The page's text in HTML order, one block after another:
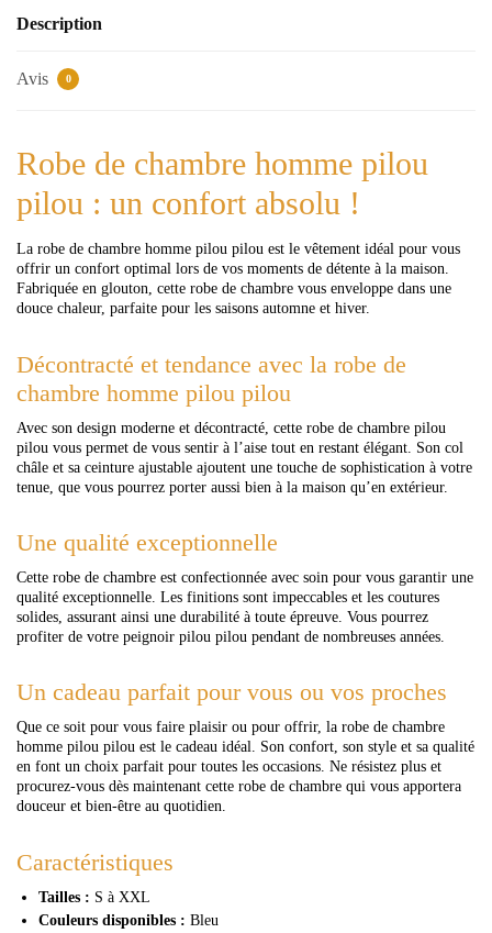
Description
Avis 0
Robe de chambre homme pilou
pilou : un confort absolu !
La robe de chambre homme pilou pilou est le vêtement idéal pour vous
offrir un confort optimal lors de vos moments de détente à la maison.
Fabriquée en glouton, cette robe de chambre vous enveloppe dans une
douce chaleur, parfaite pour les saisons automne et hiver.
Décontracté et tendance avec la robe de
chambre homme pilou pilou
Avec son design moderne et décontracté, cette robe de chambre pilou
pilou vous permet de vous sentir à l’aise tout en restant élégant. Son col
châle et sa ceinture ajustable ajoutent une touche de sophistication à votre
tenue, que vous pourrez porter aussi bien à la maison qu’en extérieur.
Une qualité exceptionnelle
Cette robe de chambre est confectionnée avec soin pour vous garantir une
qualité exceptionnelle. Les finitions sont impeccables et les coutures
solides, assurant ainsi une durabilité à toute épreuve. Vous pourrez
profiter de votre peignoir pilou pilou pendant de nombreuses années.
Un cadeau parfait pour vous ou vos proches
Que ce soit pour vous faire plaisir ou pour offrir, la robe de chambre
homme pilou pilou est le cadeau idéal. Son confort, son style et sa qualité
en font un choix parfait pour toutes les occasions. Ne résistez plus et
procurez-vous dès maintenant cette robe de chambre qui vous apportera
douceur et bien-être au quotidien.
Caractéristiques
Tailles : S à XXL
Couleurs disponibles : Bleu